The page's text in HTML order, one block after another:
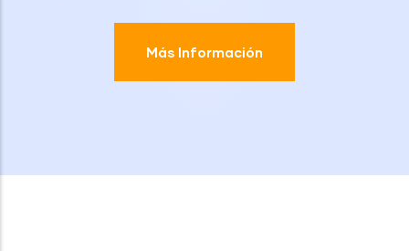
Más Información